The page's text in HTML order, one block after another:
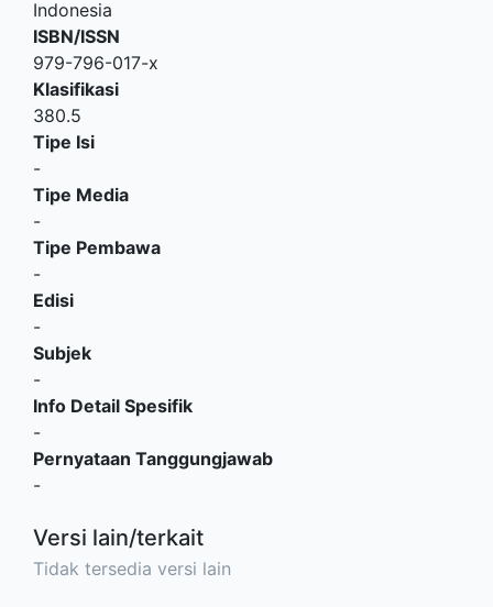
Indonesia
ISBN/ISSN
979-796-017-x
Klasifikasi
380.5
Tipe Isi
-
Tipe Media
-
Tipe Pembawa
-
Edisi
-
Subjek
-
Info Detail Spesifik
-
Pernyataan Tanggungjawab
-
Versi lain/terkait
Tidak tersedia versi lain